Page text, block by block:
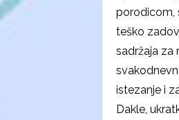
porodicom,
teško
sadržaja za
istezanje i
Dakle,